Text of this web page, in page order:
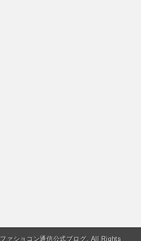
ファショコン通信公式ブログ. All Rights